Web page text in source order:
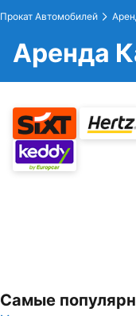
Прокат Автомобилей
Аренда
Самые